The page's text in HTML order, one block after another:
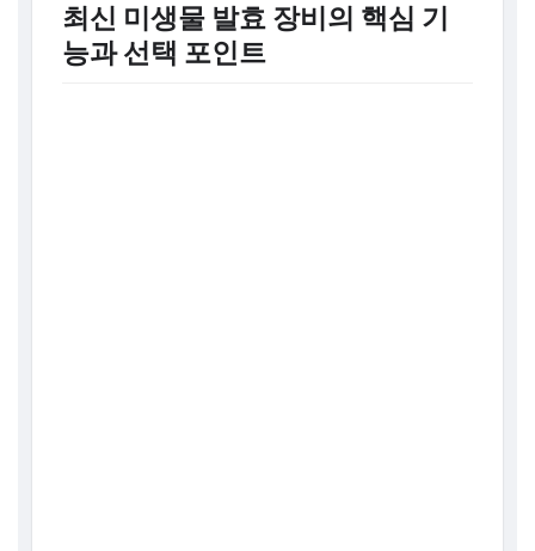
최신 미생물 발효 장비의 핵심 기
능과 선택 포인트